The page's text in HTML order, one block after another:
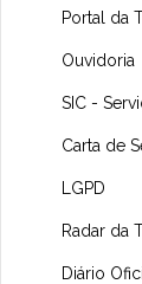
Portal da
Ouvidoria
SIC -
Carta de
LGPD
Radar da
Diário